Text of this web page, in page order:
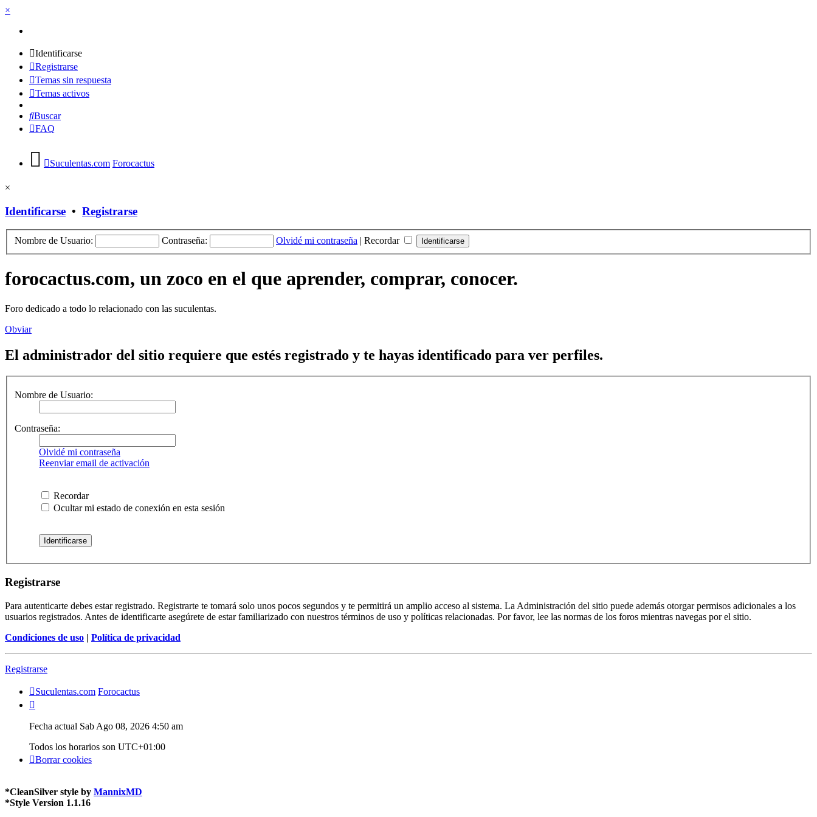
×
Identificarse
Registrarse
Temas sin respuesta
Temas activos
Buscar
FAQ
Suculentas.com Forocactus
×
Identificarse • Registrarse
Nombre de Usuario: Contraseña: Olvidé mi contraseña | Recordar
forocactus.com, un zoco en el que aprender, comprar, conocer.
Foro dedicado a todo lo relacionado con las suculentas.
Obviar
El administrador del sitio requiere que estés registrado y te hayas identificado para ver perfiles.
Nombre de Usuario:
Contraseña:
Olvidé mi contraseña
Reenviar email de activación
Recordar
Ocultar mi estado de conexión en esta sesión
Registrarse
Para autenticarte debes estar registrado. Registrarte te tomará solo unos pocos segundos y te permitirá un amplio acceso al sistema. La Administración del sitio puede además otorgar permisos adicionales a los
usuarios registrados. Antes de identificarte asegúrete de estar familiarizado con nuestros términos de uso y políticas relacionadas. Por favor, lee las normas de los foros mientras navegas por el sitio.
Condiciones de uso | Política de privacidad
Registrarse
Suculentas.com Forocactus
Fecha actual Sab Ago 08, 2026 4:50 am
Todos los horarios son UTC+01:00
Borrar cookies
*CleanSilver style by MannixMD
*Style Version 1.1.16